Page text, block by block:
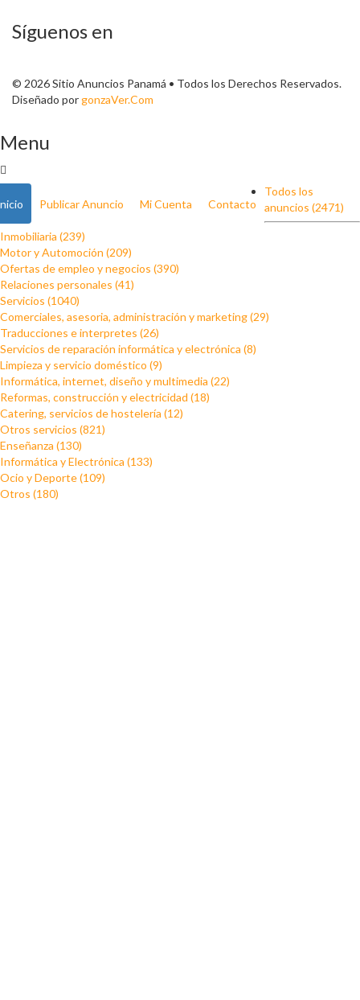
Síguenos en
© 2026 Sitio Anuncios Panamá • Todos los Derechos Reservados.
Diseñado porgonzaVer.Com
Menu
Publicar Anuncio Mi Cuenta Contacto
Todos los
anuncios (2471)
Inmobiliaria (239)
Motor y Automoción (209)
Ofertas de empleo y negocios (390)
Relaciones personales (41)
Servicios (1040)
Comerciales, asesoria, administración y marketing (29)
Traducciones e interpretes (26)
Servicios de reparación informática y electrónica (8)
Limpieza y servicio doméstico (9)
Informática, internet, diseño y multimedia (22)
Reformas, construcción y electricidad (18)
Catering, servicios de hostelería (12)
Otros servicios (821)
Enseñanza (130)
Informática y Electrónica (133)
Ocio y Deporte (109)
Otros (180)